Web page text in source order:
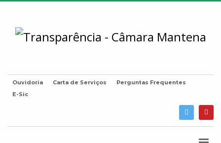
Ouvidoria Carta de Serviços
Perguntas Frequentes
E-Sic